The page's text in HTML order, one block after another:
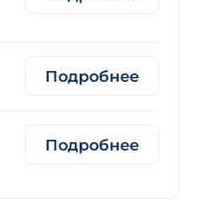
Подробнее
Подробнее